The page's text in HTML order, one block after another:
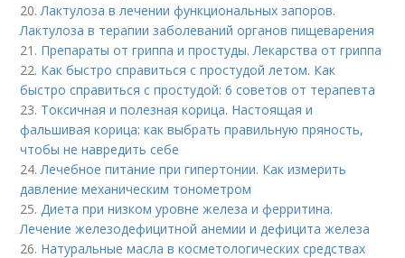
20.Лактулоза в лечении функциональных запоров.
Лактулоза в терапии заболеваний органов пищеварения
21. Препараты от гриппа и простуды. Лекарства от гриппа
22. Как быстро справиться с простудой летом. Как
быстро справиться с простудой: 6 советов от терапевта
23. Токсичная и полезная корица. Настоящая и
фальшивая корица: как выбрать правильную пряность,
чтобы не навредить себе
24.Лечебное питание при гипертонии. Как измерить
давление механическим тонометром
25.Диета при низком уровне железа и ферритина.
Лечение железодефицитной анемии и дефицита железа
26. Натуральные масла в косметологических средствах